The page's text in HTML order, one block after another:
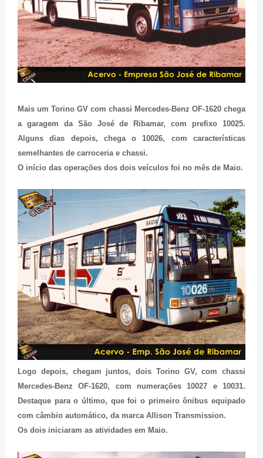
Mais um Torino GV com chassi Mercedes-Benz OF-1620 chega
a garagem da São José de Ribamar, com prefixo 10025.
Alguns dias depois, chega o 10026, com características
semelhantes de carroceria e chassi.
O início das operações dos dois veículos foi no mês de Maio.
Logo depois, chegam juntos, dois Torino GV, com chassi
Mercedes-Benz OF-1620, com numerações 10027 e 10031.
Destaque para o último, que foi o primeiro ônibus equipado
com câmbio automático, da marca Allison Transmission.
Os dois iniciaram as atividades em Maio.